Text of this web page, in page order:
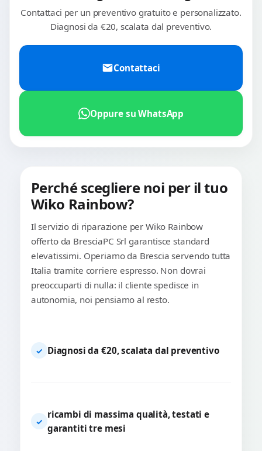
Contattaci per un preventivo gratuito e personalizzato.
Diagnosi da €20, scalata dal preventivo.
Contattaci
Oppure su WhatsApp
Perché scegliere noi per il tuo
Wiko Rainbow?
Il servizio di riparazione per Wiko Rainbow
offerto da BresciaPC Srl garantisce standard
elevatissimi. Operiamo da Brescia servendo tutta
Italia tramite corriere espresso. Non dovrai
preoccuparti di nulla: il cliente spedisce in
autonomia, noi pensiamo al resto.
✓ Diagnosi da €20, scalata dal preventivo
✓
ricambi di massima qualità, testati e
garantiti tre mesi